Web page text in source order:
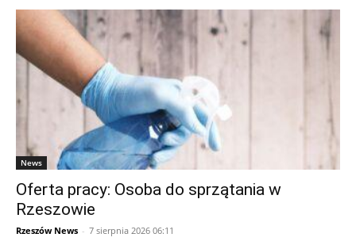
News
Oferta pracy: Osoba do sprzątania w
Rzeszowie
Rzeszów News - 7 sierpnia 2026 06:11